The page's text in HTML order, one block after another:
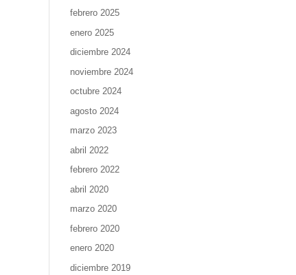
febrero 2025
enero 2025
diciembre 2024
noviembre 2024
octubre 2024
agosto 2024
marzo 2023
abril 2022
febrero 2022
abril 2020
marzo 2020
febrero 2020
enero 2020
diciembre 2019